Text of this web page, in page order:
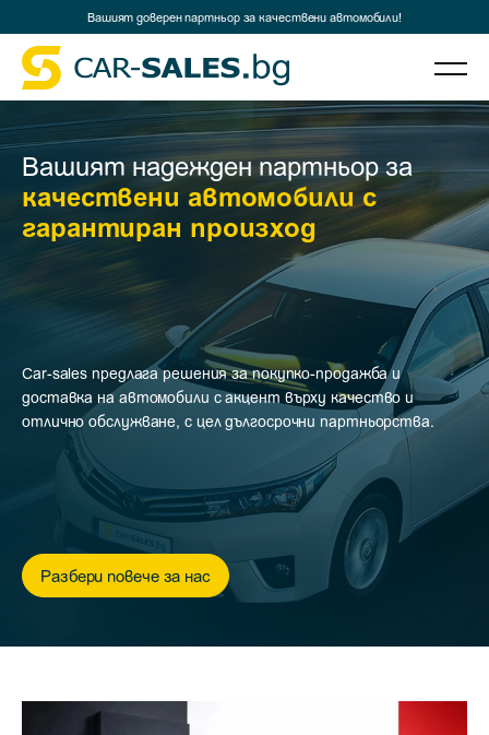
Вашият доверен партньор за качествени автомобили!
Електрически скутери
За нас
Услуги
Новини
Партньори
Консултирай се с нас
0877 311 000
ж.к. Дружба, бул. „Бургаско шосе“ 63, 8806 Сливен
info@car-sales.bg
Вашият надежден партньор за
качествени автомобили с
гарантиран произход
Car-sales предлага решения за покупко-продажба и
доставка на автомобили с акцент върху качество и
отлично обслужване, с цел дългосрочни партньорства.
Разбери повече за нас